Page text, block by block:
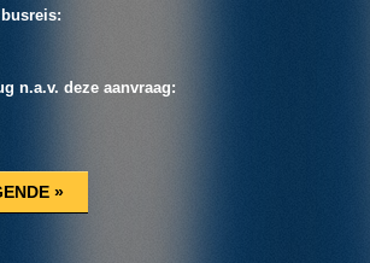
n.a.v. deze aanvraag: